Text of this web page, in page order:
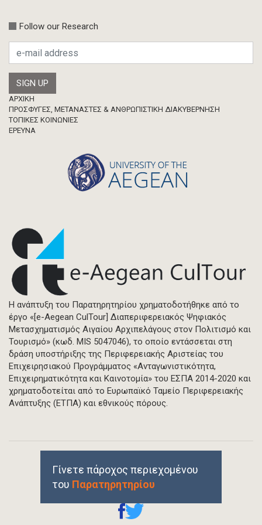
Προσκλήσεις
Ερευνητική δημοσίευση
Μεταπτυχιακή Διπλωματική Εργασία
Follow our Research
Footer
ΑΡΧΙΚΗ
ΠΡΟΣΦΥΓΕΣ, ΜΕΤΑΝΑΣΤΕΣ & ΑΝΘΡΩΠΙΣΤΙΚΗ ΔΙΑΚΥΒΕΡΝΗΣΗ
ΤΟΠΙΚΕΣ ΚΟΙΝΩΝΙΕΣ
ΈΡΕΥΝΑ
Η ανάπτυξη του Παρατηρητηρίου χρηματοδοτήθηκε από το
έργο «[e-Aegean CulTour] Διαπεριφερειακός Ψηφιακός
Μετασχηματισμός Αιγαίου Αρχιπελάγους στον Πολιτισμό και
Τουρισμό» (κωδ. MIS 5047046), το οποίο εντάσσεται στη
δράση υποστήριξης της Περιφερειακής Αριστείας του
Επιχειρησιακού Προγράμματος «Ανταγωνιστικότητα,
Επιχειρηματικότητα και Καινοτομία» του ΕΣΠΑ 2014-2020 και
χρηματοδοτείται από το Ευρωπαϊκό Ταμείο Περιφερειακής
Ανάπτυξης (ΕΤΠΑ) και εθνικούς πόρους.
Γίνετε πάροχος περιεχομένου
του Παρατηρητηρίου